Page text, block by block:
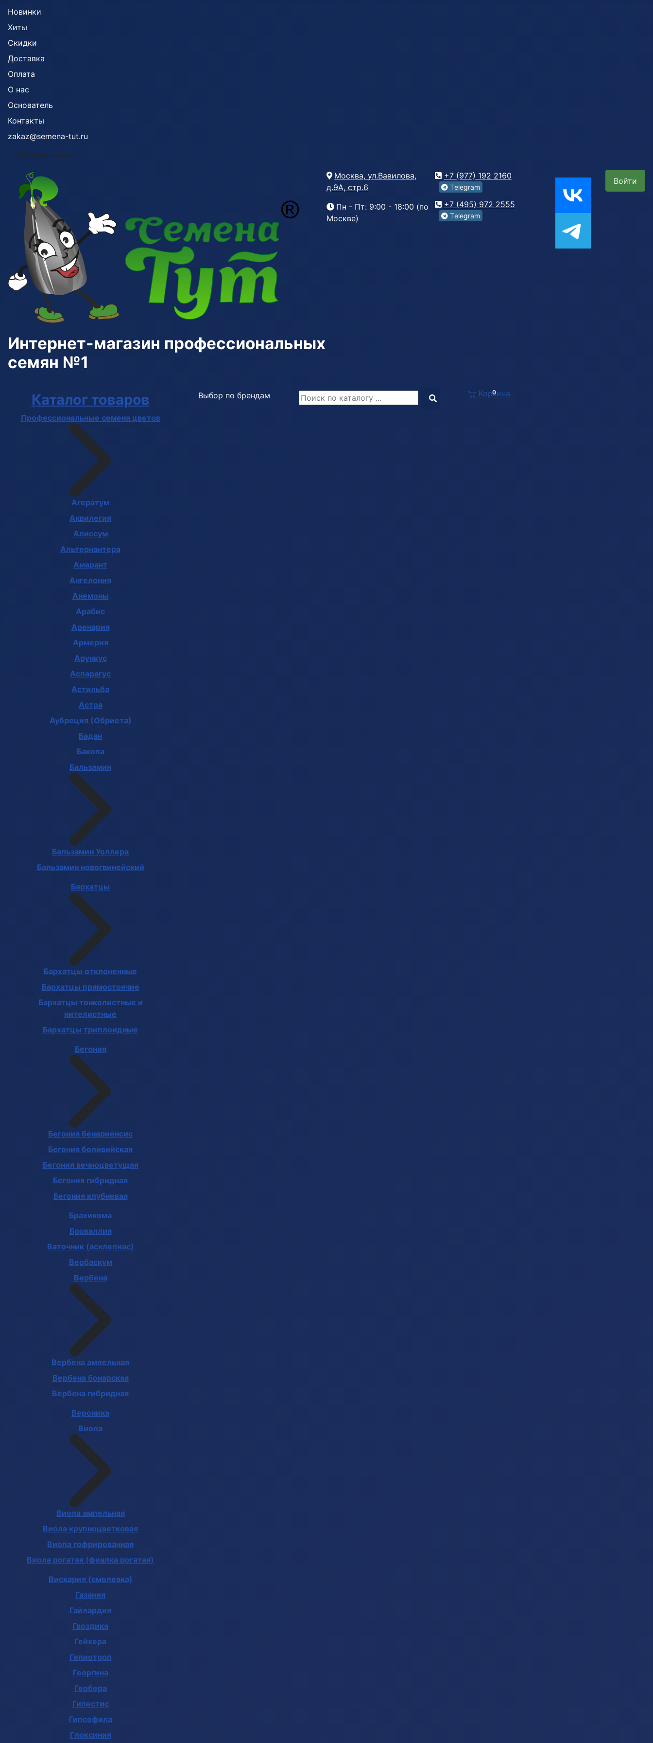
Новинки
Хиты
Скидки
Доставка
Оплата
О нас
Основатель
Контакты
zakaz@semena-tut.ru
Обратная связь
Интернет-магазин профессиональных
семян №1
Москва, ул.Вавилова,
д.9А, стр.6
Пн - Пт: 9:00 - 18:00 (по
Москве)
+7 (977) 192 2160
Tеlegrаm
+7 (495) 972 2555
Tеlegrаm
Войти
Каталог товаров
Профессиональные семена цветов
Агератум
Аквилегия
Алиссум
Альтернантера
Амарант
Ангелония
Анемоны
Арабис
Аренария
Армерия
Арункус
Аспарагус
Астильба
Астра
Аубреция (Обриета)
Бадан
Бакопа
Бальзамин
Бальзамин Уоллера
Бальзамин новогвинейский
Бархатцы
Бархатцы отклоненные
Бархатцы прямостоячие
Бархатцы тонколистные и
нителистные
Бархатцы триплоидные
Бегония
Бегония бенариенсис
Бегония боливийская
Бегония вечноцветущая
Бегония гибридная
Бегония клубневая
Брахикома
Броваллия
Ваточник (асклепиас)
Вербаскум
Вербена
Вербена ампельная
Вербена бонарская
Вербена гибридная
Вероника
Виола
Виола ампельная
Виола крупноцветковая
Виола гофрированная
Виола рогатая (фиалка рогатая)
Вискария (смолевка)
Газания
Гайлардия
Гвоздика
Гейхера
Гелиотроп
Георгина
Гербера
Гипестис
Гипсофила
Глоксиния
Выбор по брендам 0
Корзина